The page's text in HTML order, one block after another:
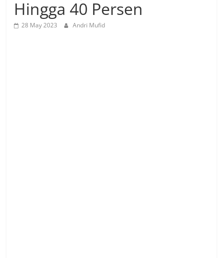
Hingga 40 Persen
28 May 2023 Andri Mufid